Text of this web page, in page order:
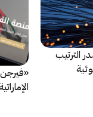
الترتيب
«فيرجن